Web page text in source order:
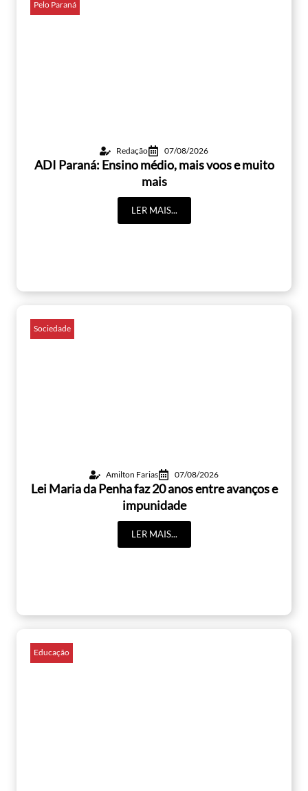
Pelo Paraná
Redação 07/08/2026
ADI Paraná: Ensino médio, mais voos e muito
mais
LER MAIS...
Sociedade
Amilton Farias 07/08/2026
Lei Maria da Penha faz 20 anos entre avanços e
impunidade
LER MAIS...
Educação